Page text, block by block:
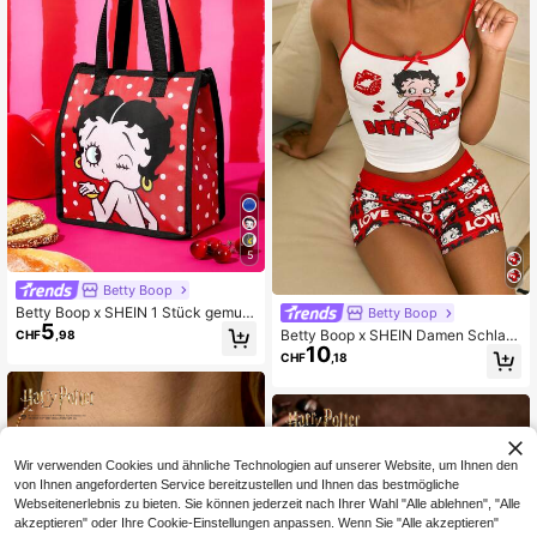
5
Betty Boop
Betty Boop x SHEIN 1 Stück gemust
erter isolierter Lunch-Beutel, kann
Essen warm oder kalt halten, Pickni
gen, kann Lunchboxen und Getränk
e aufnehmen, geeignet für Picknick
s, Camping, Reisen, Heimgebrauch,
passend für Familien, Studenten, ni
e
CHF5,98
Betty Boop
Betty Boop x SHEIN Damen Schlafa
nzug Set mit Schleifendekor besteh
end aus Trägerhemd und Shorts
CHF10,18
Wir verwenden Cookies und ähnliche Technologien auf unserer Website, um Ihnen den
von Ihnen angeforderten Service bereitzustellen und Ihnen das bestmögliche
Webseitenerlebnis zu bieten. Sie können jederzeit nach Ihrer Wahl "Alle ablehnen", "Alle
akzeptieren" oder Ihre Cookie-Einstellungen anpassen. Wenn Sie "Alle akzeptieren"